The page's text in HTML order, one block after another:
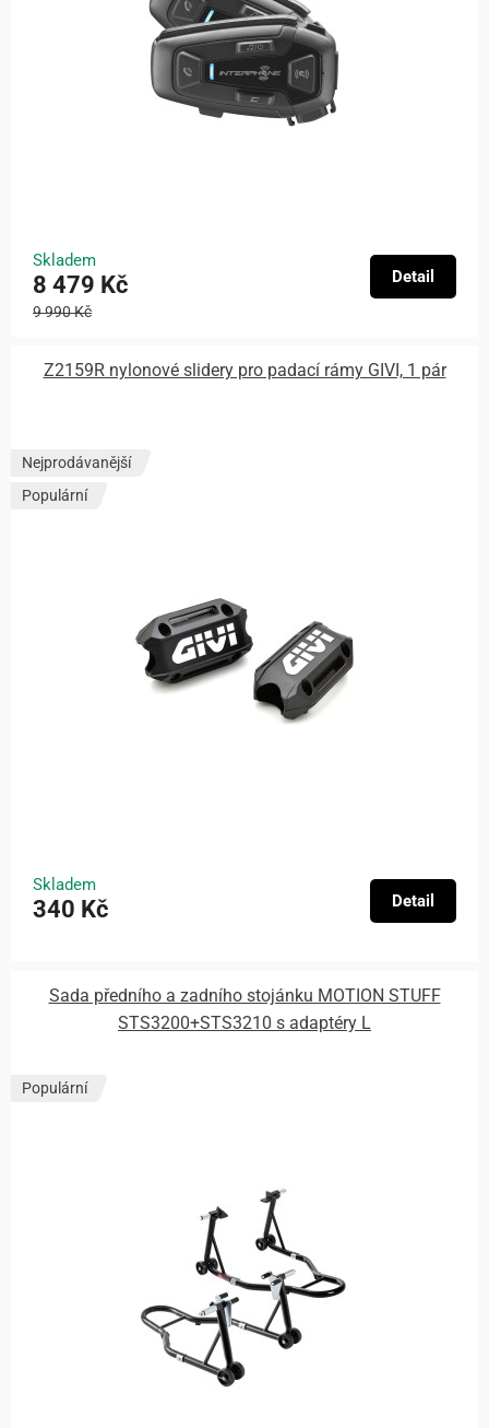
Skladem
8 479 Kč
9 990 Kč
Detail
Z2159R nylonové slidery pro padací rámy GIVI, 1 pár
Nejprodávanější
Populární
Skladem
340 Kč Detail
Sada předního a zadního stojánku MOTION STUFF
STS3200+STS3210 s adaptéry L
Populární